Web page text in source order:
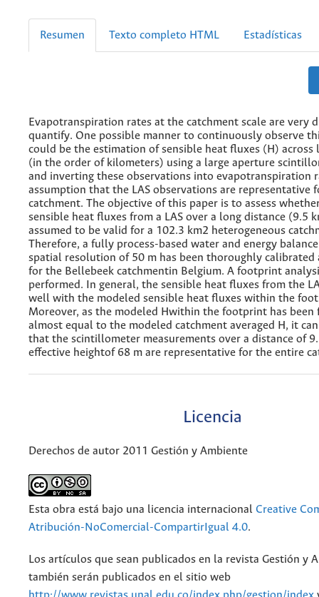
Resumen Texto completo HTML Estadísticas
Evapotranspiration rates at the catchment scale are very
quantify. One possible manner to continuously observe
could be the estimation of sensible heat fluxes (H) across
(in the order of kilometers) using a large aperture
and inverting these observations into evapotranspiration
assumption that the LAS observations are representative
catchment. The objective of this paper is to assess
sensible heat fluxes from a LAS over a long distance (9.5
assumed to be valid for a 102.3 km2 heterogeneous
Therefore, a fully process-based water and energy
spatial resolution of 50 m has been thoroughly calibrated
for the Bellebeek catchmentin Belgium. A footprint
performed. In general, the sensible heat fluxes from the
well with the modeled sensible heat fluxes within the
Moreover, as the modeled Hwithin the footprint has been
almost equal to the modeled catchment averaged H, it
that the scintillometer measurements over a distance of
effective heightof 68 m are representative for the entire
Licencia
Derechos de autor 2011 Gestión y Ambiente
Esta obra está bajo una licencia internacional Creative
Atribución-NoComercial-CompartirIgual 4.0.
Los artículos que sean publicados en la revista Gestión y
también serán publicados en el sitio web